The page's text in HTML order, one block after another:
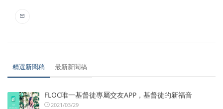
精選新聞稿 最新新聞稿
FLOC唯一基督徒專屬交友APP，基督徒的新福音
2021/03/29